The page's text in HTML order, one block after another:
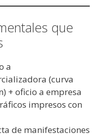
que
a
(curva
+ oficio a empresa
impresos con
de manifestaciones